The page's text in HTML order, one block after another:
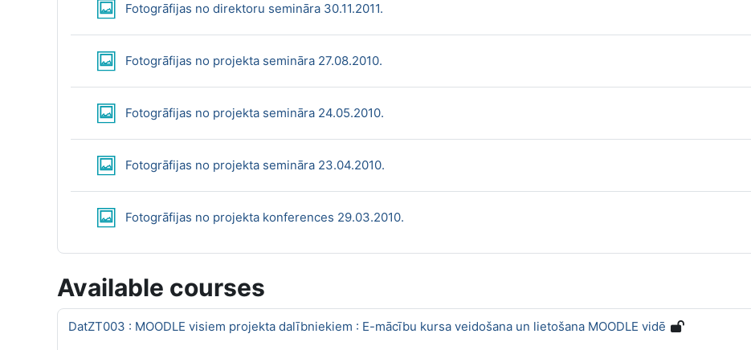
Fotogrāfijas no direktoru semināra 30.11.2011.
Fotogrāfijas no projekta semināra 27.08.2010.
Fotogrāfijas no projekta semināra 24.05.2010.
Fotogrāfijas no projekta semināra 23.04.2010.
Fotogrāfijas no projekta konferences 29.03.2010.
Available courses
DatZT003 : MOODLE visiem projekta dalībniekiem : E-mācību kursa veidošana un lietošana MOODLE vidē